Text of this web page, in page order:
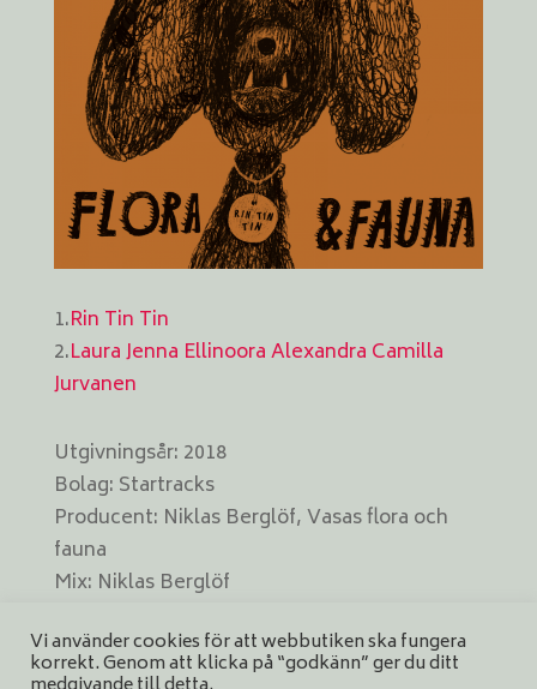
1.Rin Tin Tin
2.Laura Jenna Ellinoora Alexandra Camilla
Jurvanen
Utgivningsår: 2018
Bolag: Startracks
Producent: Niklas Berglöf, Vasas flora och
fauna
Mix: Niklas Berglöf
Omslag: Sanna Mander
Format: digitalt
Vi använder cookies för att webbutiken ska fungera
korrekt. Genom att klicka på “godkänn” ger du ditt